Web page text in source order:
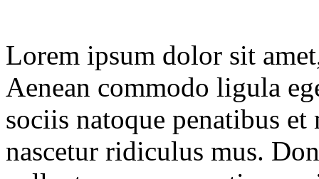
Lorem ipsum dolor sit
Aenean commodo ligula
sociis natoque penatibus
nascetur ridiculus mus.